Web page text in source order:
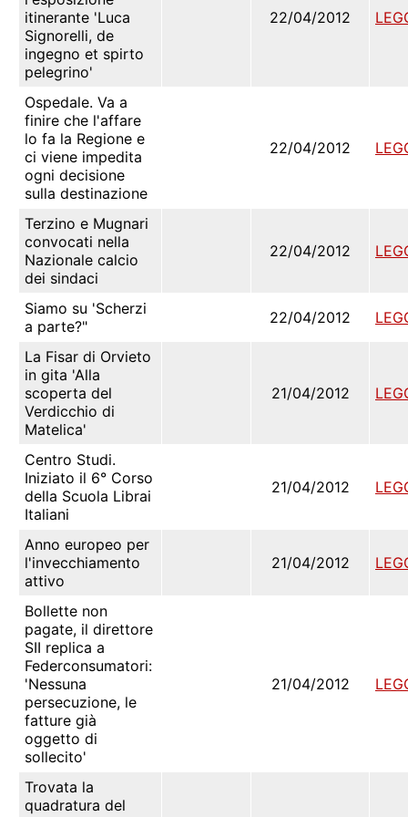
itinerante 'Luca
Signorelli, de
ingegno et spirto
pelegrino'
22/04/2012
Ospedale. Va a
finire che l'affare
lo fa la Regione e
ci viene impedita
ogni decisione
sulla destinazione
22/04/2012
Terzino e Mugnari
convocati nella
Nazionale calcio
dei sindaci
22/04/2012
Siamo su 'Scherzi
a parte?"
22/04/2012
La Fisar di Orvieto
in gita 'Alla
scoperta del
Verdicchio di
Matelica'
21/04/2012
Centro Studi.
Iniziato il 6° Corso
della Scuola Librai
Italiani
21/04/2012
Anno europeo per
l'invecchiamento
attivo
21/04/2012
Bollette non
pagate, il direttore
SII replica a
Federconsumatori:
'Nessuna
persecuzione, le
fatture già
oggetto di
sollecito'
21/04/2012
Trovata la
quadratura del